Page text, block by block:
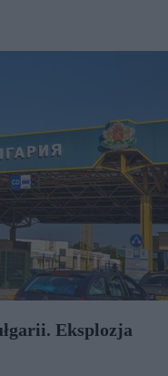
Eksplozja